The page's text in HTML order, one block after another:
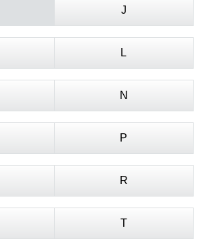
J
L
N
P
R
T